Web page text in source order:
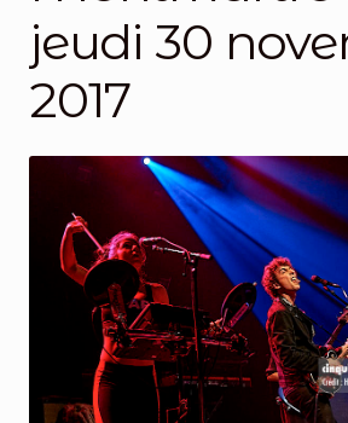
jeudi 30
2017